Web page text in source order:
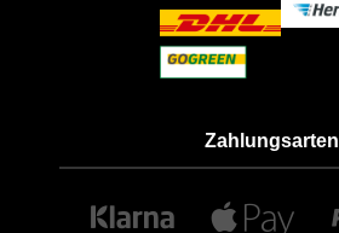
Zahlungsarten